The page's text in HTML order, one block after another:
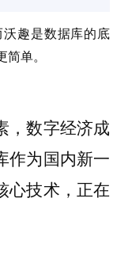
趣是数据库的底
单。
，数字经济成
作为国内新一
心技术，正在